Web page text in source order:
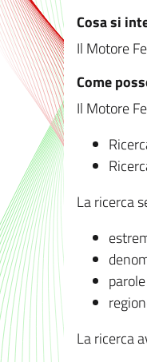
Cosa si
Il Motore
Come
Il Motore
La ricerca
La ricerca